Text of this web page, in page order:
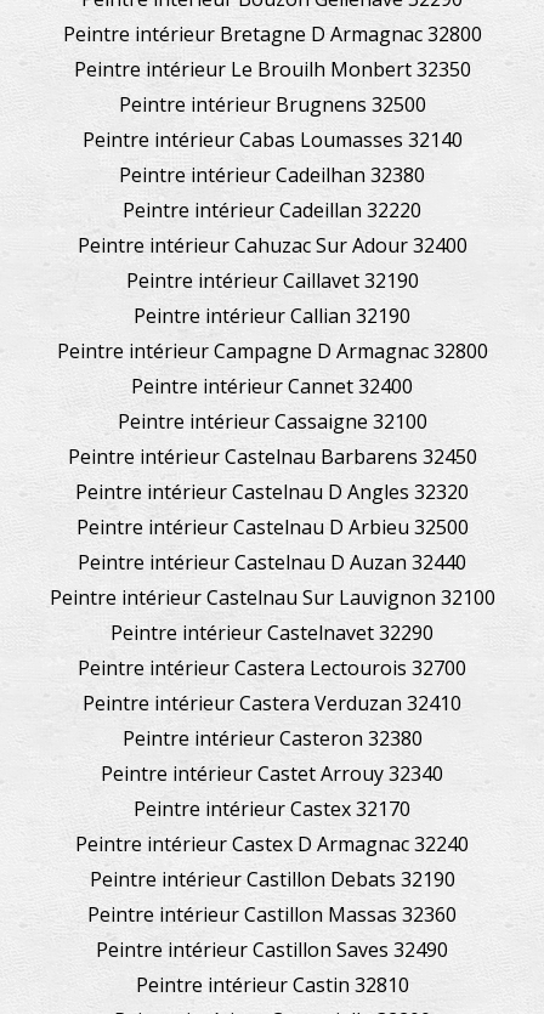
Peintre intérieur Bretagne D Armagnac 32800
Peintre intérieur Le Brouilh Monbert 32350
Peintre intérieur Brugnens 32500
Peintre intérieur Cabas Loumasses 32140
Peintre intérieur Cadeilhan 32380
Peintre intérieur Cadeillan 32220
Peintre intérieur Cahuzac Sur Adour 32400
Peintre intérieur Caillavet 32190
Peintre intérieur Callian 32190
Peintre intérieur Campagne D Armagnac 32800
Peintre intérieur Cannet 32400
Peintre intérieur Cassaigne 32100
Peintre intérieur Castelnau Barbarens 32450
Peintre intérieur Castelnau D Angles 32320
Peintre intérieur Castelnau D Arbieu 32500
Peintre intérieur Castelnau D Auzan 32440
Peintre intérieur Castelnau Sur Lauvignon 32100
Peintre intérieur Castelnavet 32290
Peintre intérieur Castera Lectourois 32700
Peintre intérieur Castera Verduzan 32410
Peintre intérieur Casteron 32380
Peintre intérieur Castet Arrouy 32340
Peintre intérieur Castex 32170
Peintre intérieur Castex D Armagnac 32240
Peintre intérieur Castillon Debats 32190
Peintre intérieur Castillon Massas 32360
Peintre intérieur Castillon Saves 32490
Peintre intérieur Castin 32810